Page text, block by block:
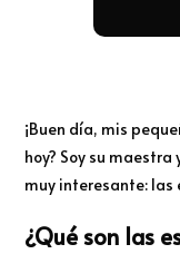
¡Buen día, mis
hoy? Soy su
muy interesante: las
¿Qué son las